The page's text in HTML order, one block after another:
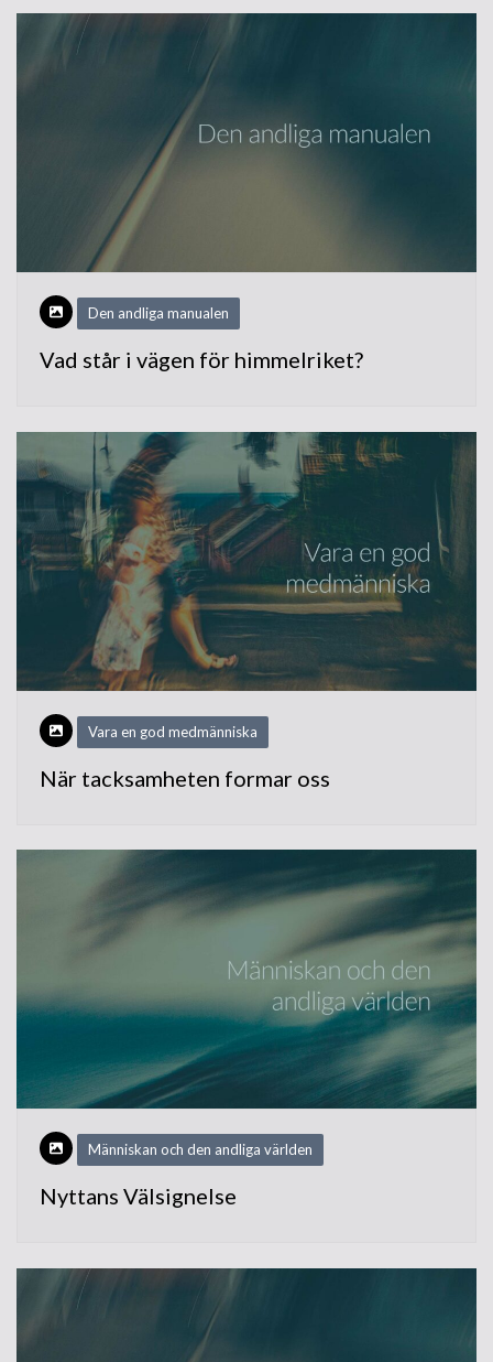
Den andliga manualen
Vad står i vägen för himmelriket?
Vara en god medmänniska
När tacksamheten formar oss
Människan och den andliga världen
Nyttans Välsignelse